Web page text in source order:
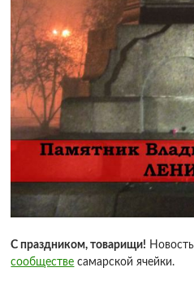
С праздником, товарищи!
сообществе самарской ячейки.